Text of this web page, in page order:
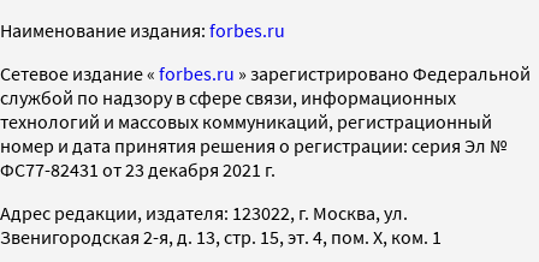
Наименование издания: forbes.ru
Cетевое издание « forbes.ru » зарегистрировано Федеральной
службой по надзору в сфере связи, информационных
технологий и массовых коммуникаций, регистрационный
номер и дата принятия решения о регистрации: серия Эл №
ФС77-82431 от 23 декабря 2021 г.
Адрес редакции, издателя: 123022, г. Москва, ул.
Звенигородская 2-я, д. 13, стр. 15, эт. 4, пом. X, ком. 1